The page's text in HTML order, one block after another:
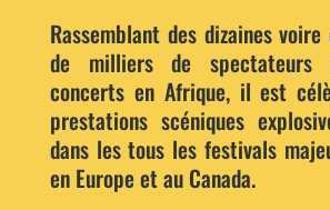
Rassemblant des dizaines
de milliers de
concerts en Afrique, il est
prestations scéniques
dans les tous les festivals
en Europe et au Canada.